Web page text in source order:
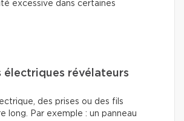
excessive dans certaines
électriques révélateurs
des prises ou des fils
long. Par exemple : un panneau